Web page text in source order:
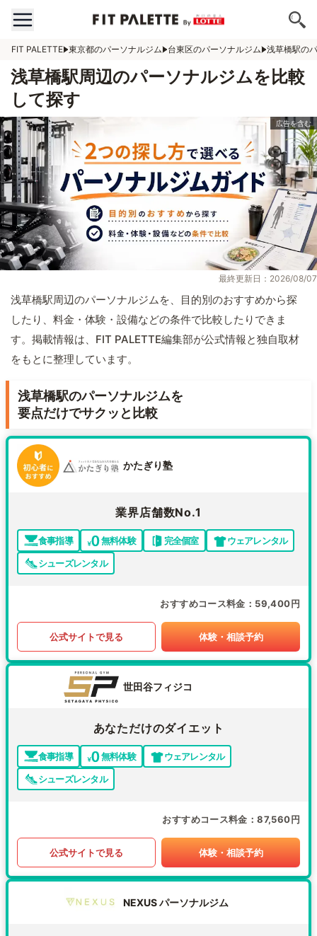
FIT PALETTE 東京都のパーソナルジム 台東区のパーソナルジム 浅草橋駅の
浅草橋駅周辺のパーソナルジムを比較
して探す
最終更新日：2026/08/07
浅草橋駅周辺のパーソナルジムを、目的別のおすすめから探
したり、料金・体験・設備などの条件で比較したりできま
す。掲載情報は、FIT PALETTE編集部が公式情報と独自取材
をもとに整理しています。
浅草橋駅のパーソナルジムを
要点だけでサクッと比較
かたぎり塾
業界店舗数No.1
食事指導 無料体験 完全個室
ウェアレンタル
シューズレンタル
おすすめコース料金 59,400円
公式サイトで見る 体験・相談予約
世田谷フィジコ
あなただけのダイエット
食事指導 無料体験
ウェアレンタル
シューズレンタル
おすすめコース料金 87,560円
公式サイトで見る 体験・相談予約
NEXUS パーソナルジム